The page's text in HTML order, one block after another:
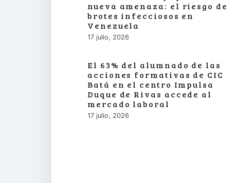
nueva amenaza: el riesgo de
brotes infecciosos en
Venezuela
17 julio, 2026
El 63% del alumnado de las
acciones formativas de CIC
Batá en el centro Impulsa
Duque de Rivas accede al
mercado laboral
17 julio, 2026